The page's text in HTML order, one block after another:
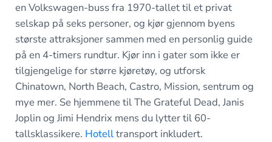
en Volkswagen-buss fra 1970-tallet til et privat
selskap på seks personer, og kjør gjennom byens
største attraksjoner sammen med en personlig guide
på en 4-timers rundtur. Kjør inn i gater som ikke er
tilgjengelige for større kjøretøy, og utforsk
Chinatown, North Beach, Castro, Mission, sentrum og
mye mer. Se hjemmene til The Grateful Dead, Janis
Joplin og Jimi Hendrix mens du lytter til 60-
tallsklassikere. Hotelltransport inkludert.